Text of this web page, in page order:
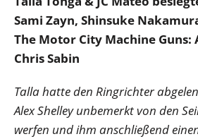
Sami Zayn, Shinsuke
The Motor City Machine Guns:
Chris Sabin
Talla hatte den Ringrichter
Alex Shelley unbemerkt von den
werfen und ihm anschließend